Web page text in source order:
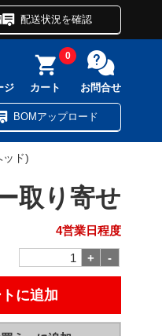
配送状況を確認
ジ カート
0
お問合せ
BOMアップロード
ッド)
取り寄せ
4営業日程度